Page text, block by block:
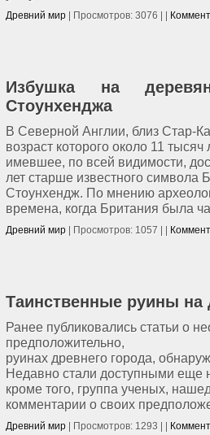
Древний мир | Просмотров: 3076 | |
Избушка на
Стоунхенджа
В Северной Англии, близ Стар-
возраст которого около 11
имевшее, по всей видимости,
лет старше известного символа
Стоунхендж. По мнению
времена, когда Британия была
Древний мир | Просмотров: 1057 | |
Таинственные руины на
Ранее публиковались статьи о
предположительно,
руинах древнего города,
Недавно стали доступными еще
кроме того, группа ученых,
комментарии о своих
Древний мир | Просмотров: 1293 | |